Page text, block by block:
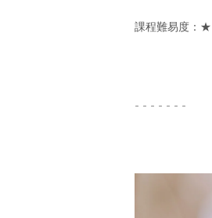
課程難易度：
- - - - - - -